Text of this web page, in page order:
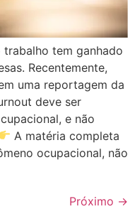
tem ganhado
Recentemente,
uma reportagem da
deve ser
e não
A matéria completa
ocupacional, não
Próximo →